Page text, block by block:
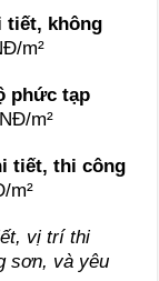
tiết, không
m²
phức tạp
m²
tiết, thi công
m²
vị trí thi
sơn, và yêu